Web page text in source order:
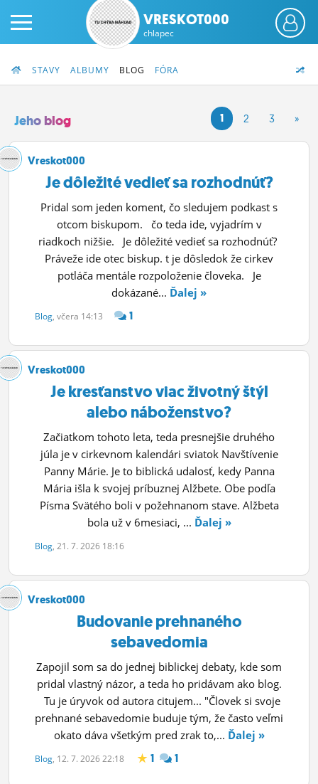
PRIHLÁS SA
ČINŽIAK
FÓRUM
STATUSY
BLOGY
MÔJ PROFIL
NASTAVENIA
ROLETA
VRESKOT000
chlapec
STAVY ALBUMY BLOG FÓRA
Jeho blog 1 2 3 »
Vreskot000
Je dôležité vedieť sa rozhodnúť?
Pridal som jeden koment, čo sledujem podkast s
otcom biskupom. čo teda ide, vyjadrím v
riadkoch nižšie. Je dôležité vedieť sa rozhodnúť?
Práveže ide otec biskup. t je dôsledok že cirkev
potláča mentále rozpoloženie človeka. Je
dokázané... Ďalej »
Blog, včera 14:13 1
Vreskot000
Je kresťanstvo viac životný štýl
alebo náboženstvo?
Začiatkom tohoto leta, teda presnejšie druhého
júla je v cirkevnom kalendári sviatok Navštívenie
Panny Márie. Je to biblická udalosť, kedy Panna
Mária išla k svojej príbuznej Alžbete. Obe podľa
Písma Svätého boli v požehnanom stave. Alžbeta
bola už v 6mesiaci, ... Ďalej »
Blog, 21. 7. 2026 18:16
Vreskot000
Budovanie prehnaného
sebavedomia
Zapojil som sa do jednej biblickej debaty, kde som
pridal vlastný názor, a teda ho pridávam ako blog.
Tu je úryvok od autora citujem... "Človek si svoje
prehnané sebavedomie buduje tým, že často veľmi
okato dáva všetkým pred zrak to,... Ďalej »
Blog, 12. 7. 2026 22:18 1 1